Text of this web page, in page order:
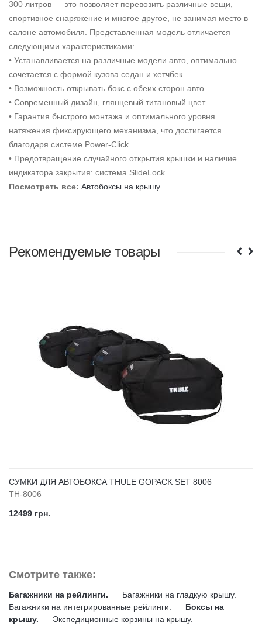
300 литров — это позволяет перевозить различные вещи,
спортивное снаряжение и многое другое, не занимая место в
салоне автомобиля. Представленная модель отличается
следующими характеристиками:
• Устанавливается на различные модели авто, оптимально
сочетается с формой кузова седан и хетчбек.
• Возможность открывать бокс с обеих сторон авто.
• Современный дизайн, глянцевый титановый цвет.
• Гарантия быстрого монтажа и оптимального уровня
натяжения фиксирующего механизма, что достигается
благодаря системе Power-Click.
• Предотвращение случайного открытия крышки и наличие
индикатора закрытия: система SlideLock.
Посмотреть все: Автобоксы на крышу
Рекомендуемые товары
СУМКИ ДЛЯ АВТОБОКСА THULE GOPACK SET 8006
TH-8006
12499 грн.
Смотрите также:
Багажники на рейлинги.
Багажники на гладкую крышу.
Багажники на интегрированные рейлинги.
Боксы на
крышу.
Экспедиционные корзины на крышу.